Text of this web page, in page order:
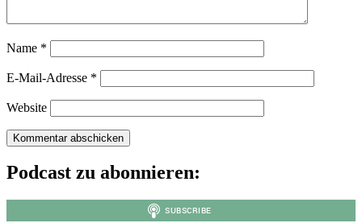
Name *
E-Mail-Adresse *
Website
Podcast zu abonnieren: